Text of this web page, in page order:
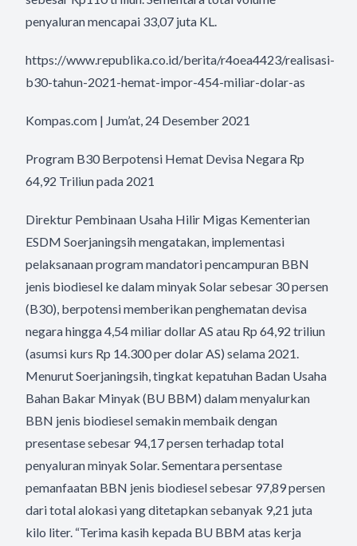
penyaluran mencapai 33,07 juta KL.
https://www.republika.co.id/berita/r4oea4423/realisasi-
b30-tahun-2021-hemat-impor-454-miliar-dolar-as
Kompas.com | Jum’at, 24 Desember 2021
Program B30 Berpotensi Hemat Devisa Negara Rp
64,92 Triliun pada 2021
Direktur Pembinaan Usaha Hilir Migas Kementerian
ESDM Soerjaningsih mengatakan, implementasi
pelaksanaan program mandatori pencampuran BBN
jenis biodiesel ke dalam minyak Solar sebesar 30 persen
(B30), berpotensi memberikan penghematan devisa
negara hingga 4,54 miliar dollar AS atau Rp 64,92 triliun
(asumsi kurs Rp 14.300 per dolar AS) selama 2021.
Menurut Soerjaningsih, tingkat kepatuhan Badan Usaha
Bahan Bakar Minyak (BU BBM) dalam menyalurkan
BBN jenis biodiesel semakin membaik dengan
presentase sebesar 94,17 persen terhadap total
penyaluran minyak Solar. Sementara persentase
pemanfaatan BBN jenis biodiesel sebesar 97,89 persen
dari total alokasi yang ditetapkan sebanyak 9,21 juta
kilo liter. “Terima kasih kepada BU BBM atas kerja